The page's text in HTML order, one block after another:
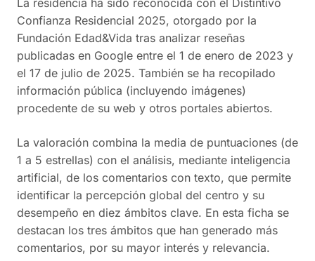
La residencia ha sido reconocida con el Distintivo
Confianza Residencial 2025, otorgado por la
Fundación Edad&Vida tras analizar reseñas
publicadas en Google entre el 1 de enero de 2023 y
el 17 de julio de 2025. También se ha recopilado
información pública (incluyendo imágenes)
procedente de su web y otros portales abiertos.
La valoración combina la media de puntuaciones (de
1 a 5 estrellas) con el análisis, mediante inteligencia
artificial, de los comentarios con texto, que permite
identificar la percepción global del centro y su
desempeño en diez ámbitos clave. En esta ficha se
destacan los tres ámbitos que han generado más
comentarios, por su mayor interés y relevancia.